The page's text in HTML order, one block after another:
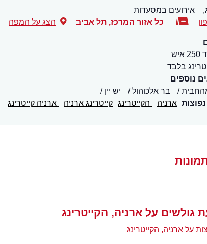
אירועים במסעדות
כל אזור המרכז, תל אביב הצג על המפה
איש
בלבד
נוספים
בר אלכוהול
יש יין
ארניה הקייטרינג קייטרינג ארניה ארניה קייטרינג
גולשים על ארניה, הקייטרינג
על ארניה, הקייטרינג